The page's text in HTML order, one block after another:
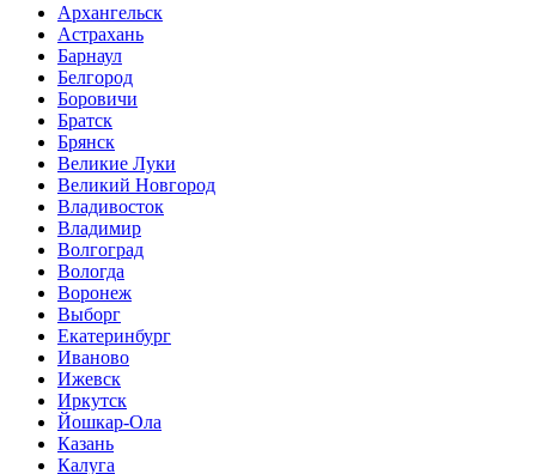
Архангельск
Астрахань
Барнаул
Белгород
Боровичи
Братск
Брянск
Великие Луки
Великий Новгород
Владивосток
Владимир
Волгоград
Вологда
Воронеж
Выборг
Екатеринбург
Иваново
Ижевск
Иркутск
Йошкар-Ола
Казань
Калуга